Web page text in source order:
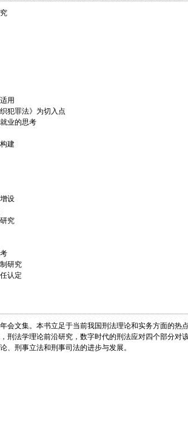
用
犯罪法》为切入点
业的思考
建
设
究
研究
认定
会文集。本书立足于当前我国刑法理论和实务方面的热
刑法学理论前沿研究，数字时代的刑法应对四个部分对
、刑事立法和刑事司法的进步与发展。